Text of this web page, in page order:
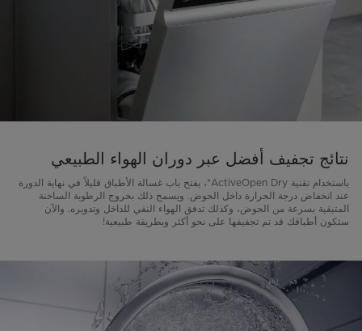
نتائج تجفيف أفضل عبر دوران الهواء الطبيعي
باستخدام تقنية ActiveOpen Dry*، يفتح باب غسالة الأطباق قليلاً في نهاية الدورة
عند انخفاض درجة الحرارة داخل الحوض. ويسمح ذلك بخروج الرطوبة الساخنة
المتبقية بسرعة من الحوض، وكذلك تدفق الهواء النقي للداخل وتدويره. والآن
ستكون أطباقك قد تم تجفيفها على نحو أكثر وبطريقة طبيعية!